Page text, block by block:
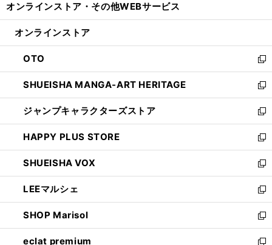
開
ン
ウ
で
開
く
ウ
ン
ド
ウ
で
開
く
オンラインストア・ その他WEBサービス
オンラインストア
OTO
新
し
い
ウ
ィ
ン
ド
ウ
で
開
く
SHUEISHA MANGA-ART HERITAGE
新
し
い
ウ
ィ
ン
ド
ウ
で
開
く
ジャンプキャラクターズストア
新
し
い
ウ
ィ
ン
ド
ウ
で
開
く
HAPPY PLUS STORE
新
し
い
ウ
ィ
ン
ド
ウ
で
SHUEISHA VOX
新
し
い
ウ
ィ
ン
ド
LEEマルシェ
新
し
い
ウ
ィ
SHOP Marisol
新
し
eclat premium